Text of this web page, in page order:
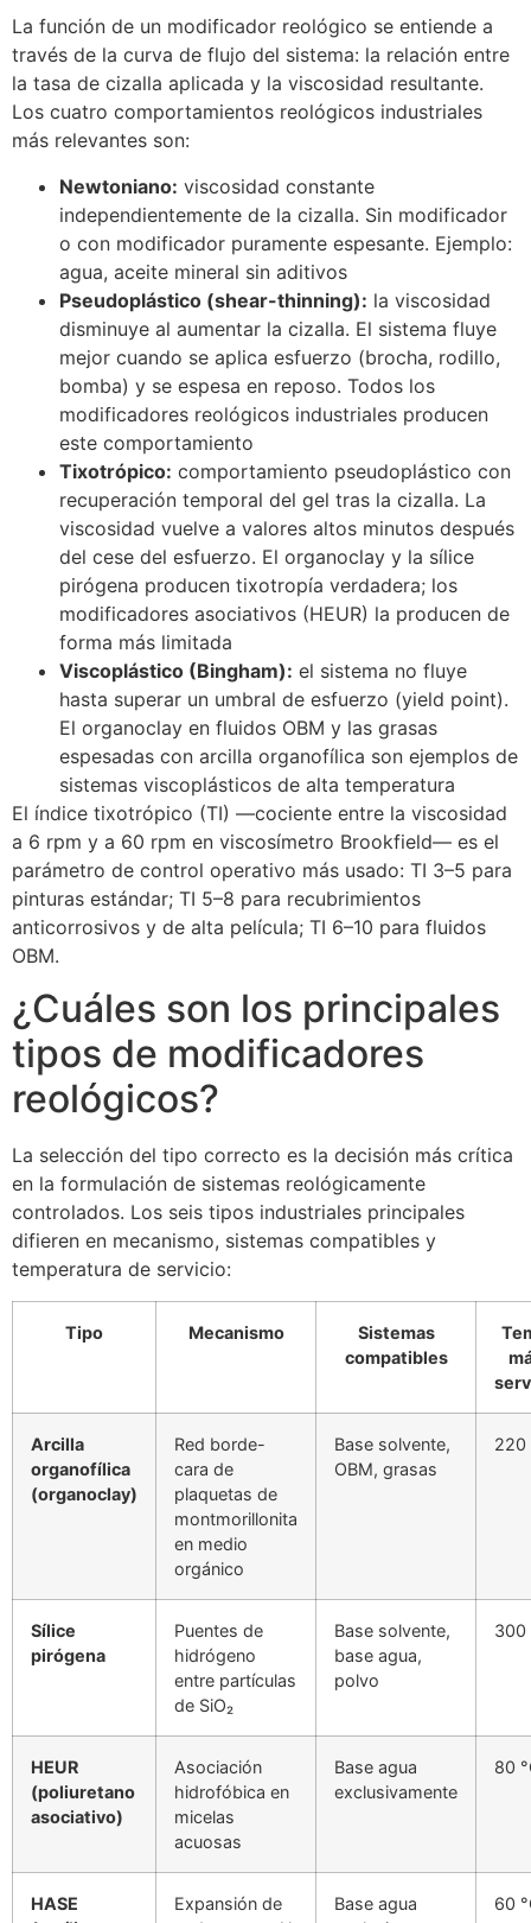
La función de un modificador reológico se entiende a
través de la curva de flujo del sistema: la relación entre
la tasa de cizalla aplicada y la viscosidad resultante.
Los cuatro comportamientos reológicos industriales
más relevantes son:
Newtoniano: viscosidad constante
independientemente de la cizalla. Sin modificador
o con modificador puramente espesante. Ejemplo:
agua, aceite mineral sin aditivos
Pseudoplástico (shear-thinning): la viscosidad
disminuye al aumentar la cizalla. El sistema fluye
mejor cuando se aplica esfuerzo (brocha, rodillo,
bomba) y se espesa en reposo. Todos los
modificadores reológicos industriales producen
este comportamiento
Tixotrópico: comportamiento pseudoplástico con
recuperación temporal del gel tras la cizalla. La
viscosidad vuelve a valores altos minutos después
del cese del esfuerzo. El organoclay y la sílice
pirógena producen tixotropía verdadera; los
modificadores asociativos (HEUR) la producen de
forma más limitada
Viscoplástico (Bingham): el sistema no fluye
hasta superar un umbral de esfuerzo (yield point).
El organoclay en fluidos OBM y las grasas
espesadas con arcilla organofílica son ejemplos de
sistemas viscoplásticos de alta temperatura
El índice tixotrópico (TI) —cociente entre la viscosidad
a 6 rpm y a 60 rpm en viscosímetro Brookfield— es el
parámetro de control operativo más usado: TI 3–5 para
pinturas estándar; TI 5–8 para recubrimientos
anticorrosivos y de alta película; TI 6–10 para fluidos
OBM.
¿Cuáles son los principales
tipos de modificadores
reológicos?
La selección del tipo correcto es la decisión más crítica
en la formulación de sistemas reológicamente
controlados. Los seis tipos industriales principales
difieren en mecanismo, sistemas compatibles y
temperatura de servicio:
Tipo Mecanismo
Sistemas
compatibles
Arcilla
organofílica
(organoclay)
Red borde-
cara de
plaquetas de
montmorillonita
en medio
orgánico
Base solvente,
OBM, grasas
220
Sílice
pirógena
Puentes de
hidrógeno
entre partículas
de SiO₂
Base solvente,
base agua,
polvo
300
HEUR
(poliuretano
asociativo)
Asociación
hidrofóbica en
micelas
acuosas
Base agua
exclusivamente
80
HASE
Expansión de
Base agua
60